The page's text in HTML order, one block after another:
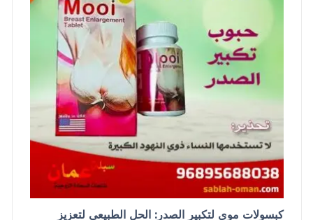
كبسولات موي لتكبير الصدر: الحل الطبيعي لتعزيز